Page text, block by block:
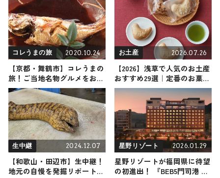
コレうまの旅 2020.10.24
【京都・舞鶴市】コレうまの
旅！ご当地名物グルメをお届
け
お土産 2026.07.26
【2026】浅草で人気のお土産
おすすめ29選｜定番のお菓子
から浅草限定、女性向け、雑
貨まで幅広く紹介
生中継 2024.12.07
【和歌山・田辺市】生中継！
地元の自慢を発掘リポート
星野リゾート 2026.01.29
星野リゾートが福岡県に待望
の初進出！ 『BEB5門司港 by